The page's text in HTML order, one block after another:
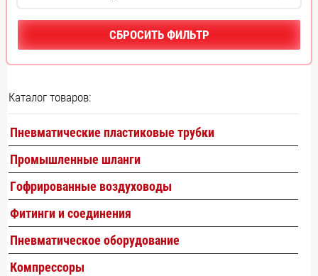
СБРОСИТЬ ФИЛЬТР
Каталог товаров:
Пневматические пластиковые трубки
Промышленные шланги
Гофрированные воздуховоды
Фитинги и соединения
Пневматическое оборудование
Компрессоры